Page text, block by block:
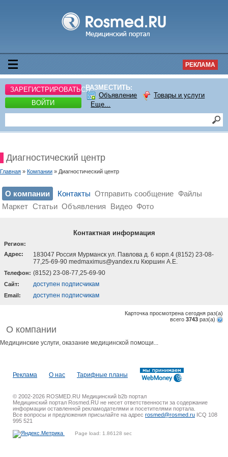
РЕКЛАМА
ЗАРЕГИСТРИРОВАТЬСЯ
ВОЙТИ
РАЗМЕСТИТЬ:
Объявление
Товары и услуги
Еще...
Диагностический центр
Главная » Компании » Диагностический центр
О компании Контакты Отправить сообщение Файлы
Маркет Статьи Объявления Видео Фото
Контактная информация
Регион:
Адрес:
183047 Россия Мурманск ул. Павлова д. 6 корп.4 (8152) 23-08-
77,25-69-90 medmaximus@yandex.ru Кюршин А.Е.
Телефон: (8152) 23-08-77,25-69-90
Cайт: доступен подписчикам
Email: доступен подписчикам
Карточка просмотрена сегодня раз(a)
всего 3743 раз(a)
О компании
Медицинские услуги, оказание медицинской помощи...
Реклама О нас Тарифные планы
© 2002-2026 ROSMED.RU Медицинский b2b портал
Медицинский портал Rosmed.RU не несет ответственности за содержание
информации оставленной рекламодателями и посетителями портала.
Все вопросы и предложения присылайте на адрес rosmed@rosmed.ru ICQ 108
995 521
Page load: 1.86128 sec